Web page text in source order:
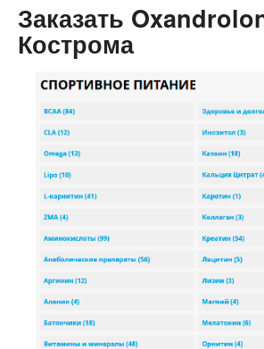
Заказать Oxandrolon
Кострома